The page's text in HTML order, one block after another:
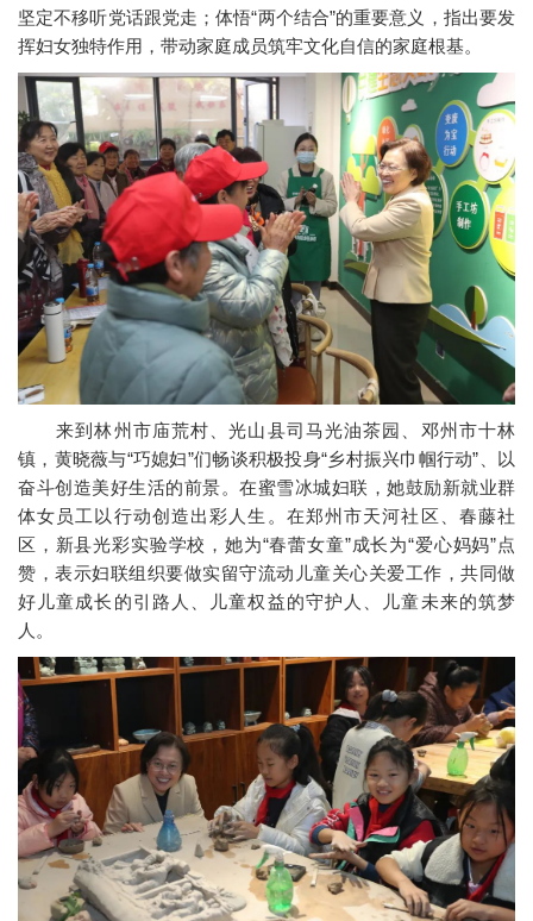
坚定不移听党话跟党走；体悟“两个结合”的重要意义，指出要发
挥妇女独特作用，带动家庭成员筑牢文化自信的家庭根基。
来到林州市庙荒村、光山县司马光油茶园、邓州市十林
镇，黄晓薇与“巧媳妇”们畅谈积极投身“乡村振兴巾帼行动”、以
奋斗创造美好生活的前景。在蜜雪冰城妇联，她鼓励新就业群
体女员工以行动创造出彩人生。在郑州市天河社区、春藤社
区，新县光彩实验学校，她为“春蕾女童”成长为“爱心妈妈”点
赞，表示妇联组织要做实留守流动儿童关心关爱工作，共同做
好儿童成长的引路人、儿童权益的守护人、儿童未来的筑梦
人。